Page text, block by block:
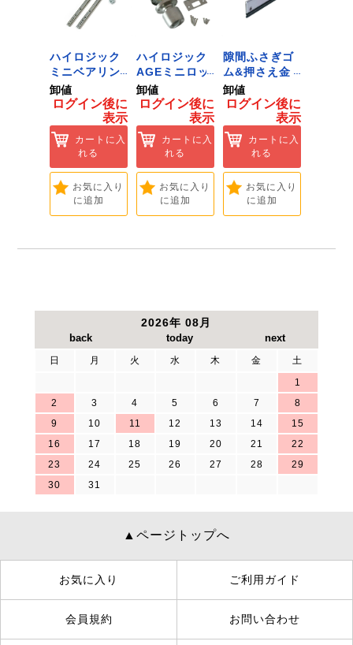
【注意事項ほか】
●替刃の向きを逆にしないよう注意してくださ
ハイロジック
ミニベアリン
グタイプ 310
ミリ 72958
Hardware]
卸値
ログイン後に
表示
カートに入
れる
お気に入り
に追加
ハイロジック
AGEミニロッ
ク 360W
[Tools &
Hardware]
卸値
ログイン後に
表示
カートに入
れる
お気に入り
に追加
隙間ふさぎゴ
ム&押さえ金
物 72909
卸値
ログイン後に
表示
カートに入
れる
お気に入り
に追加
2026年 08月
日 月 火 水 木 金
土
1
2
3 4 5 6 7
8
9
10 11 12 13 14
15
16
17 18 19 20 21
22
23
24 25 26 27 28
29
30
31
▲ページトップへ
お気に入り ご利用ガイド
会員規約 お問い合わせ